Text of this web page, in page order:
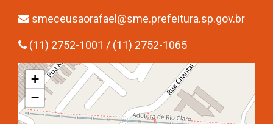
smeceusaorafael@sme.prefeitura.sp.gov.br
(11) 2752-1001 / (11) 2752-1065
+
−